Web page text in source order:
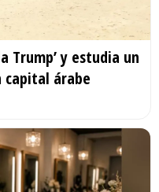
Trump’ y estudia un
árabe